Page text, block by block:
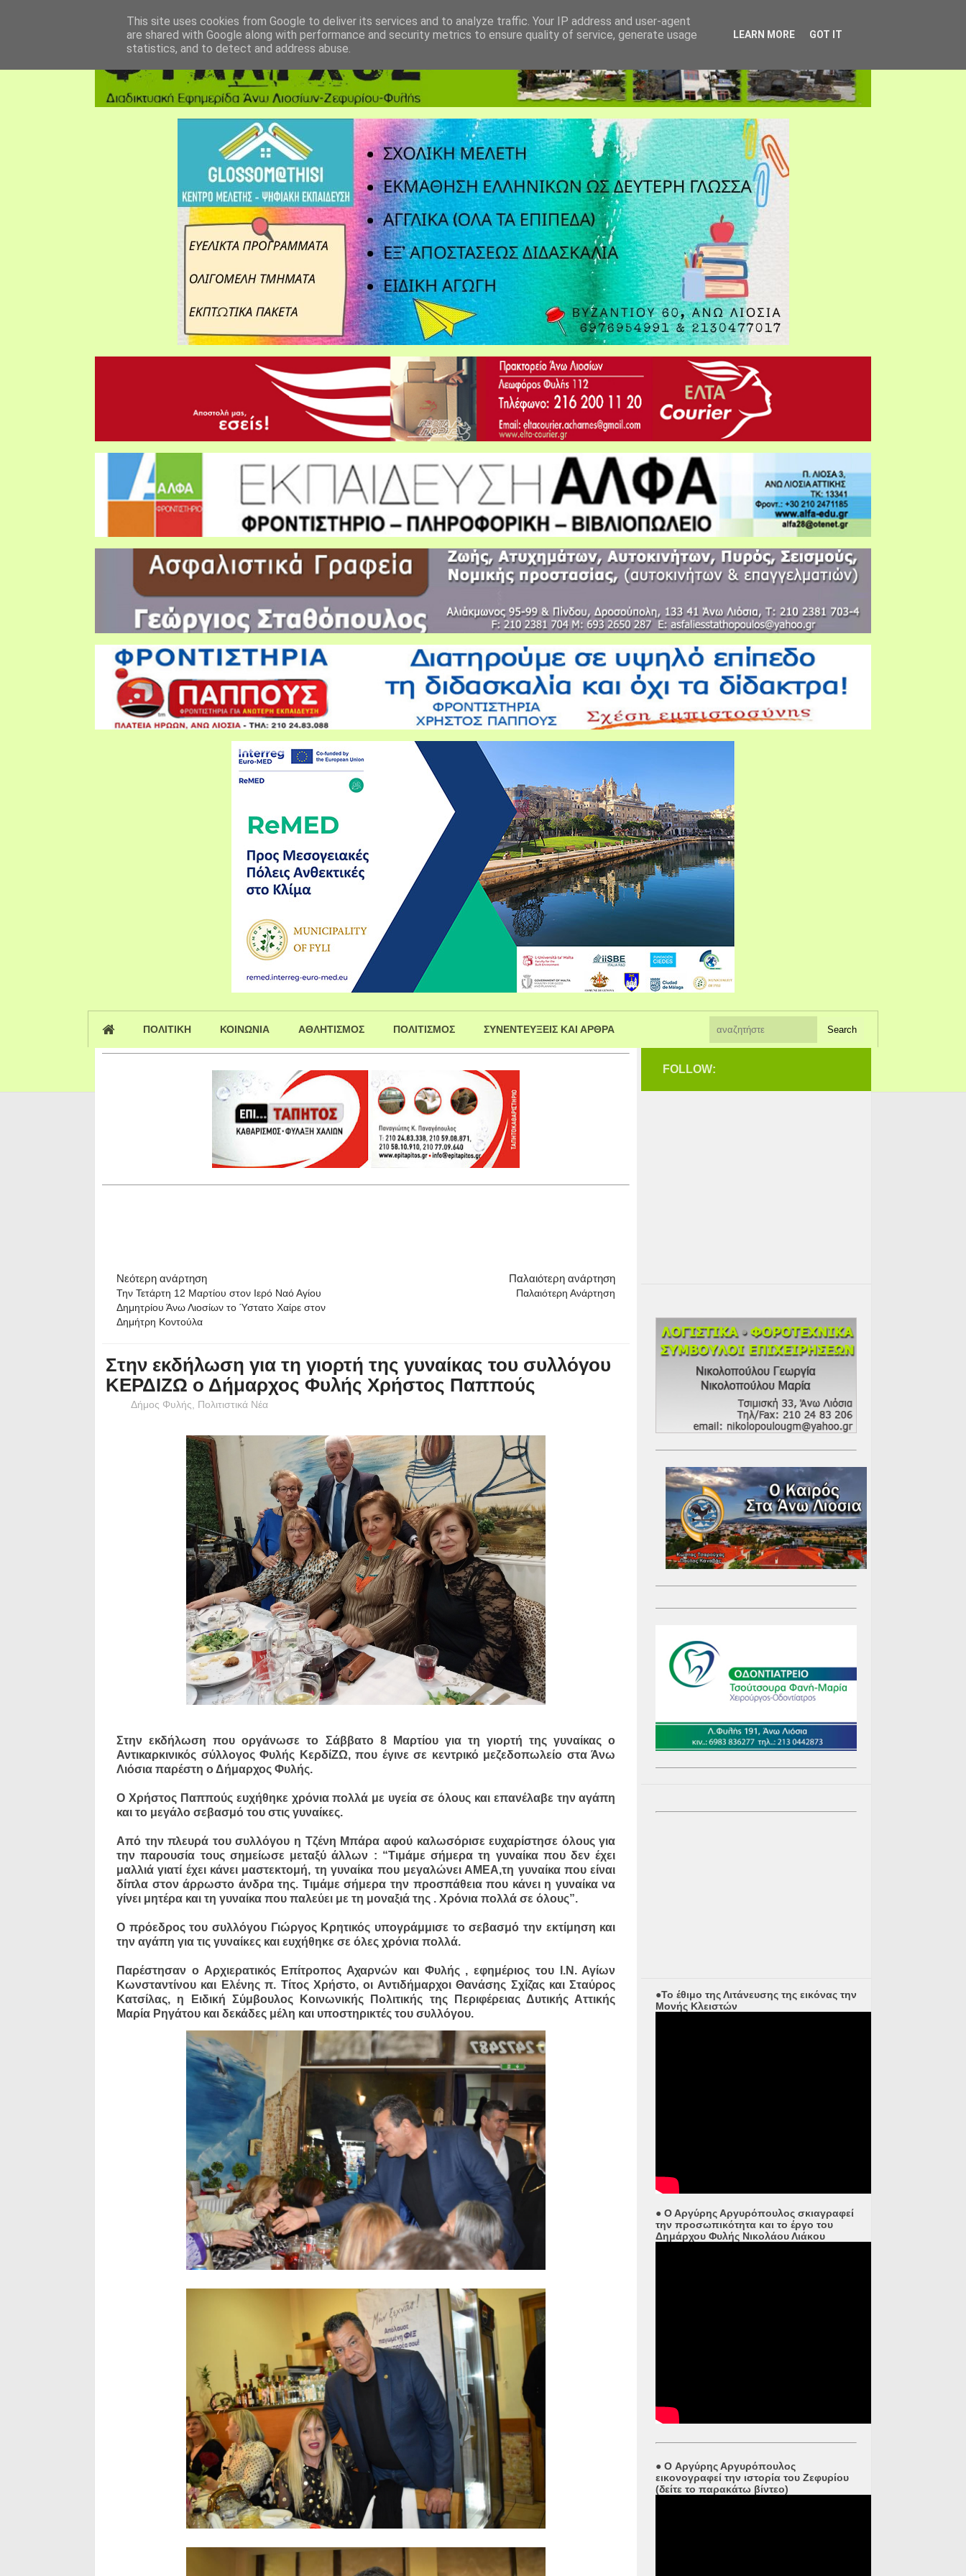
ΠΟΛΙΤΙΚΗ ΚΟΙΝΩΝΙΑ ΑΘΛΗΤΙΣΜΟΣ ΠΟΛΙΤΙΣΜΟΣ ΣΥΝΕΝΤΕΥΞΕΙΣ ΚΑΙ ΑΡΘΡΑ
Νεότερη ανάρτηση
Την Τετάρτη 12 Μαρτίου στον Ιερό Ναό Αγίου
Δημητρίου Άνω Λιοσίων το Ύστατο Χαίρε στον
Δημήτρη Κοντούλα
Παλαιότερη ανάρτηση
Παλαιότερη Ανάρτηση
Στην εκδήλωση για τη γιορτή της γυναίκας του συλλόγου
ΚΕΡΔΙΖΩ ο Δήμαρχος Φυλής Χρήστος Παππούς
Δήμος Φυλής Πολιτιστικά Νέα
Στην εκδήλωση που οργάνωσε το Σάββατο 8 Μαρτίου για τη γιορτή της γυναίκας ο
Αντικαρκινικός σύλλογος Φυλής ΚερδίΖΩ, που έγινε σε κεντρικό μεζεδοπωλείο στα Άνω
Λιόσια παρέστη ο Δήμαρχος Φυλής.
Ο Χρήστος Παππούς ευχήθηκε χρόνια πολλά με υγεία σε όλους και επανέλαβε την αγάπη
και το μεγάλο σεβασμό του στις γυναίκες.
Από την πλευρά του συλλόγου η Τζένη Μπάρα αφού καλωσόρισε ευχαρίστησε όλους για
την παρουσία τους σημείωσε μεταξύ άλλων : “Τιμάμε σήμερα τη γυναίκα που δεν έχει
μαλλιά γιατί έχει κάνει μαστεκτομή, τη γυναίκα που μεγαλώνει ΑΜΕΑ,τη γυναίκα που είναι
δίπλα στον άρρωστο άνδρα της. Τιμάμε σήμερα την προσπάθεια που κάνει η γυναίκα να
γίνει μητέρα και τη γυναίκα που παλεύει με τη μοναξιά της . Χρόνια πολλά σε όλους”.
Ο πρόεδρος του συλλόγου Γιώργος Κρητικός υπογράμμισε το σεβασμό την εκτίμηση και
την αγάπη για τις γυναίκες και ευχήθηκε σε όλες χρόνια πολλά.
Παρέστησαν ο Αρχιερατικός Επίτροπος Αχαρνών και Φυλής , εφημέριος του Ι.Ν. Αγίων
Κωνσταντίνου και Ελένης π. Τίτος Χρήστο, οι Αντιδήμαρχοι Θανάσης Σχίζας και Σταύρος
Κατσίλας, η Ειδική Σύμβουλος Κοινωνικής Πολιτικής της Περιφέρειας Δυτικής Αττικής
Μαρία Ρηγάτου και δεκάδες μέλη και υποστηρικτές του συλλόγου.
FOLLOW:
●Το έθιμο της Λιτάνευσης της εικόνας την
Μονής Κλειστών
● Ο Αργύρης Αργυρόπουλος σκιαγραφεί
την προσωπικότητα και το έργο του
Δημάρχου Φυλής Νικολάου Λιάκου
● O Αργύρης Αργυρόπουλος
εικονογραφεί την ιστορία του Ζεφυρίου
(δείτε το παρακάτω βίντεο)
This site uses cookies from Google to deliver its services and to analyze traffic. Your IP address and user-agent
are shared with Google along with performance and security metrics to ensure quality of service, generate usage
statistics, and to detect and address abuse.
LEARN MORE GOT IT